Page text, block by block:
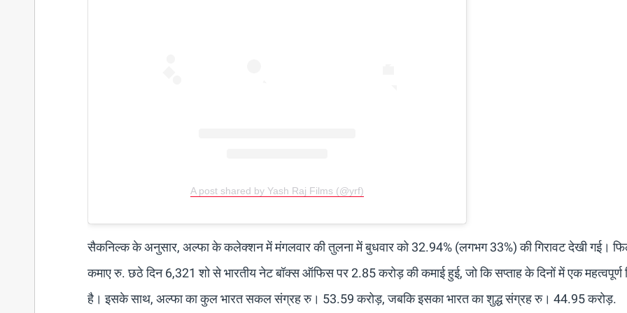
A post shared by Yash Raj Films (@yrf)
सैकनिल्क के अनुसार, अल्फा के कलेक्शन में मंगलवार की तुलना में बुधवार को 32.94% (लगभग 33%) की गिरावट देखी गई।
कमाए रु. छठे दिन 6,321 शो से भारतीय नेट बॉक्स ऑफिस पर 2.85 करोड़ की कमाई हुई, जो कि सप्ताह के दिनों में एक महत्वपूर्ण
है। इसके साथ, अल्फा का कुल भारत सकल संग्रह रु। 53.59 करोड़, जबकि इसका भारत का शुद्ध संग्रह रु। 44.95 करोड़.